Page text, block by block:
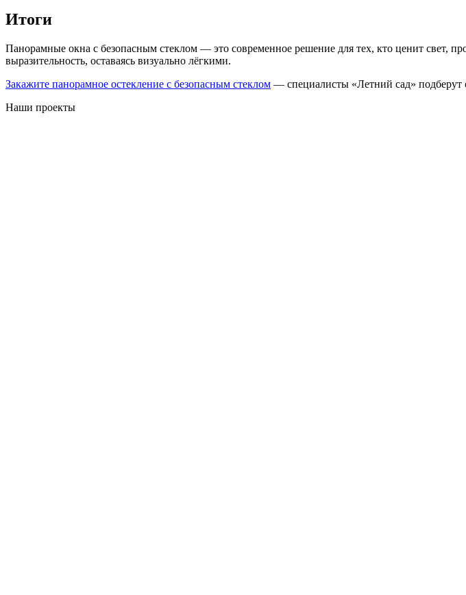
Итоги
Панорамные окна с безопасным стеклом — это современное решение для тех, кто ценит свет,
выразительность, оставаясь визуально лёгкими.
Закажите панорамное остекление с безопасным стеклом — специалисты «Летний сад» подберут
Наши проекты